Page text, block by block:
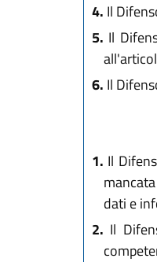
4. Il
5. Il
6. Il
1. Il
dati e
2. Il